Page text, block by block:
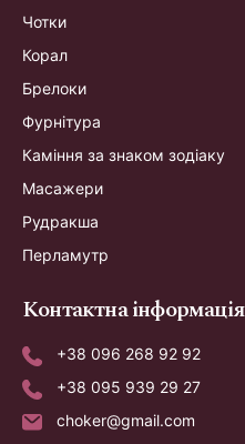
Чотки
Корал
Брелоки
Фурнітура
Каміння за знаком зодіаку
Масажери
Рудракша
Перламутр
Контактна інформація
+38 096 268 92 92
+38 095 939 29 27
choker@gmail.com